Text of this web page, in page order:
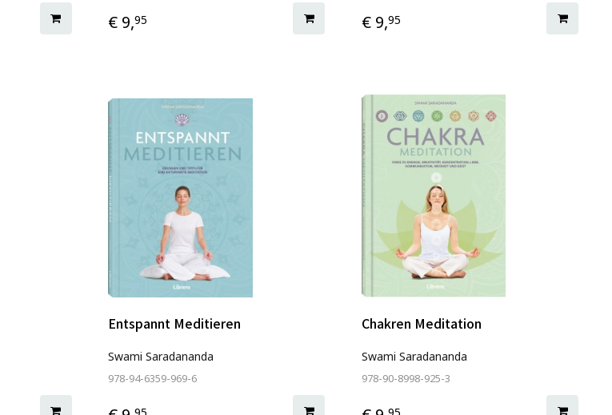
€ 9,95 € 9,95
Entspannt Meditieren
Swami Saradananda
978-94-6359-969-6
Chakren Meditation
Swami Saradananda
978-90-8998-925-3